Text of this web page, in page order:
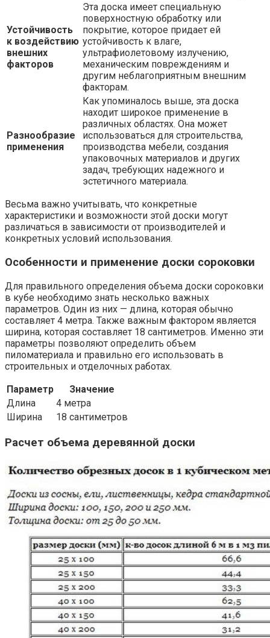
Устойчивость
к воздействию
внешних
факторов
Эта доска имеет специальную
поверхностную обработку или
покрытие, которое придает ей
устойчивость к влаге,
ультрафиолетовому излучению,
механическим повреждениям и
другим неблагоприятным внешним
факторам.
Разнообразие
применения
Как упоминалось выше, эта доска
находит широкое применение в
различных областях. Она может
использоваться для строительства,
производства мебели, создания
упаковочных материалов и других
задач, требующих надежного и
эстетичного материала.
Весьма важно учитывать, что конкретные
характеристики и возможности этой доски могут
различаться в зависимости от производителей и
конкретных условий использования.
Особенности и применение доски сороковки
Для правильного определения объема доски сороковки
в кубе необходимо знать несколько важных
параметров. Один из них — длина, которая обычно
составляет 4 метра. Также важным фактором является
ширина, которая составляет 18 сантиметров. Именно эти
параметры позволяют определить объем
пиломатериала и правильно его использовать в
строительных и отделочных работах.
Параметр
Значение
Длина
4 метра
Ширина
18 сантиметров
Расчет объема деревянной доски